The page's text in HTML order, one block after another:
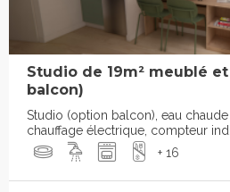
Studio de 19m² meublé
balcon)
Studio (option balcon), eau
chauffage électrique, compteur
+ 16